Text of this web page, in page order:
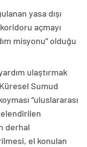
yasa dışı
açmayı
misyonu” olduğu
ulaştırmak
Sumud
“uluslararası
derhal
el konulan